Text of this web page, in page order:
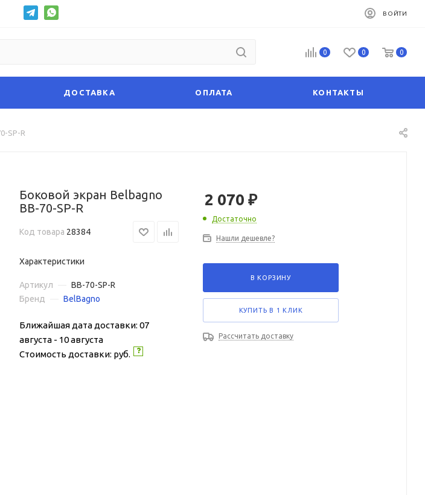
ВОЙТИ
0 0 0
ДОСТАВКА ОПЛАТА КОНТАКТЫ
SP-R
Боковой экран Belbagno
BB-70-SP-R
Код товара 28384
Характеристики
Артикул
BB-70-SP-R
Бренд
BelBagno
Ближайшая дата доставки: 07
августа - 10 августа
Стоимость доставки: руб.
2 070 ₽
Достаточно
Нашли дешевле?
В КОРЗИНУ
КУПИТЬ В 1 КЛИК
Рассчитать доставку